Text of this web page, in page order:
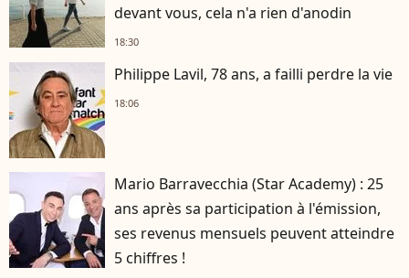
devant vous, cela n'a rien d'anodin
18:30
Philippe Lavil, 78 ans, a failli perdre la vie
18:06
Mario Barravecchia (Star Academy) : 25
ans après sa participation à l'émission,
ses revenus mensuels peuvent atteindre
5 chiffres !